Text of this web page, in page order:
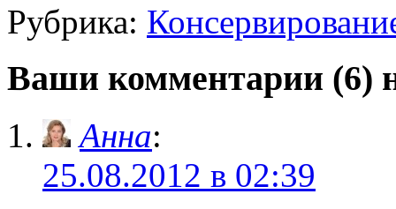
Рубрика:
Ваши комментарии (6)
Анна:
25.08.2012 в 02:39